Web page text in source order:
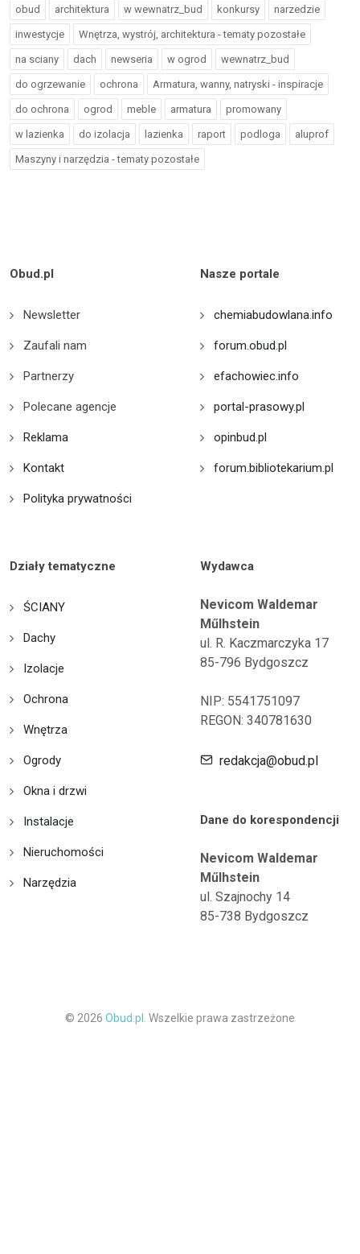
obud architektura w wewnatrz_bud konkursy narzedzie
inwestycje Wnętrza, wystrój, architektura - tematy pozostałe
na sciany dach newseria w ogrod wewnatrz_bud
do ogrzewanie ochrona Armatura, wanny, natryski - inspiracje
do ochrona ogrod meble armatura promowany
w lazienka do izolacja lazienka raport podloga aluprof
Maszyny i narzędzia - tematy pozostałe
Obud.pl
Newsletter
Zaufali nam
Partnerzy
Polecane agencje
Reklama
Kontakt
Polityka prywatności
Nasze portale
chemiabudowlana.info
forum.obud.pl
efachowiec.info
portal-prasowy.pl
opinbud.pl
forum.bibliotekarium.pl
Działy tematyczne
ŚCIANY
Dachy
Izolacje
Ochrona
Wnętrza
Ogrody
Okna i drzwi
Instalacje
Nieruchomości
Narzędzia
Wydawca
Nevicom Waldemar
Műlhstein
ul. R. Kaczmarczyka 17
85-796 Bydgoszcz
NIP: 5541751097
REGON: 340781630
redakcja@obud.pl
Dane do korespondencji
Nevicom Waldemar
Műlhstein
ul. Szajnochy 14
85-738 Bydgoszcz
© 2026 Obud.pl. Wszelkie prawa zastrzeżone